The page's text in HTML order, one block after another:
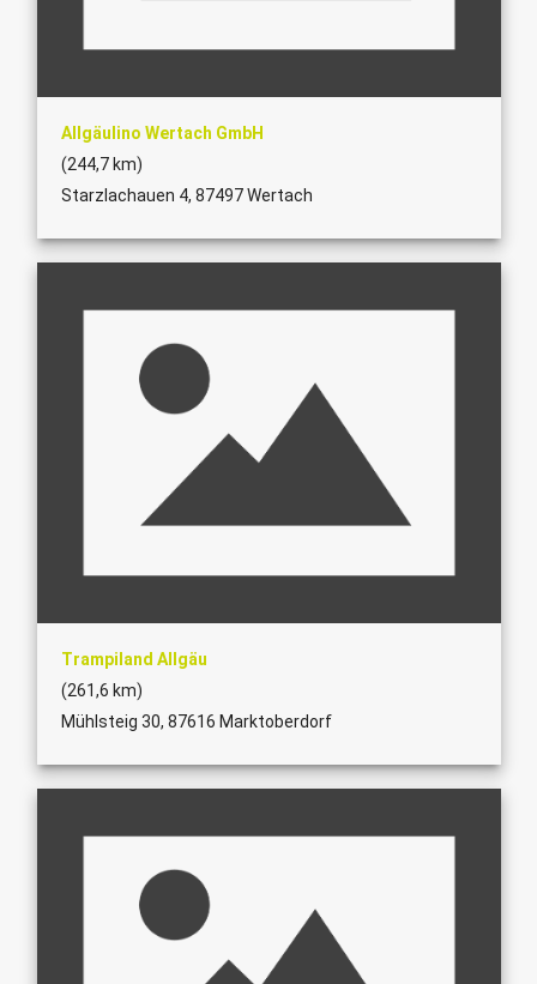
Allgäulino Wertach GmbH
(244,7 km)
Starzlachauen 4, 87497 Wertach
Trampiland Allgäu
(261,6 km)
Mühlsteig 30, 87616 Marktoberdorf